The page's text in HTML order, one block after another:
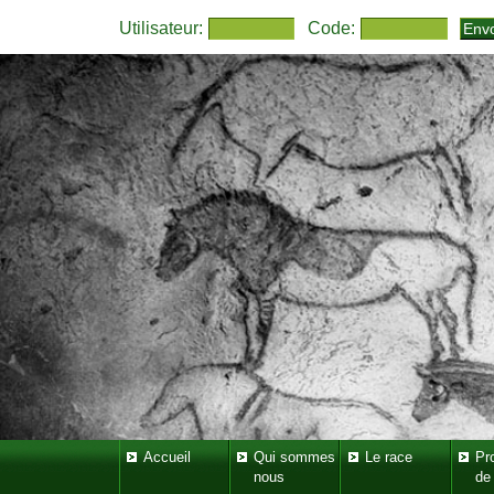
Utilisateur: Code:
Accueil
Qui sommes
nous
Le race